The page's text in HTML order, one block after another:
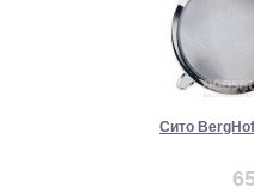
Сито